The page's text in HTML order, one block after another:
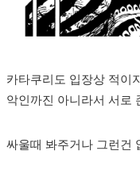
카타쿠리도 입장상 적이
악인까진 아니라서 서로
싸울때 봐주거나 그런건